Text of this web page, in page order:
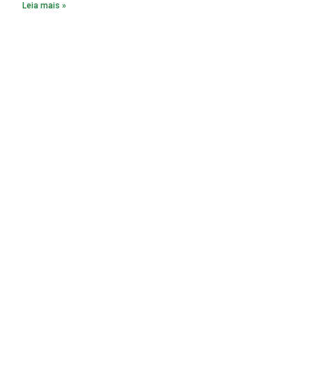
Brasil em parceria com a GO Associados.
Leia mais »